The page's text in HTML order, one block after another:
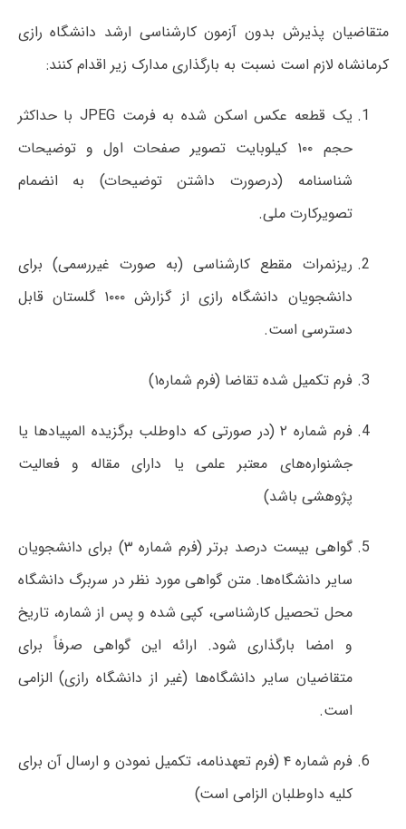
متقاضیان پذیرش بدون آزمون کارشناسی ارشد دانشگاه رازی
کرمانشاه لازم است نسبت به بارگذاری مدارک زیر اقدام کنند:
یک قطعه عکس اسکن شده به فرمت JPEG با حداکثر
حجم ۱۰۰ کیلوبایت تصویر صفحات اول و توضیحات
شناسنامه (درصورت داشتن توضیحات) به انضمام
تصویرکارت ملی.
ریزنمرات مقطع کارشناسی (به صورت غیررسمی) برای
دانشجویان دانشگاه رازی از گزارش ۱۰۰۰ گلستان قابل
دسترسی است.
فرم تکمیل شده تقاضا (فرم شماره۱)
فرم شماره ۲ (در صورتی که داوطلب برگزیده المپیادها یا
جشنواره‌های معتبر علمی یا دارای مقاله و فعالیت
پژوهشی باشد)
گواهی بیست درصد برتر (فرم شماره ۳) برای دانشجویان
سایر دانشگاه‌ها. متن گواهی مورد نظر در سربرگ دانشگاه
محل تحصیل کارشناسی، کپی شده و پس از شماره، تاریخ
و امضا بارگذاری شود. ارائه این گواهی صرفاً برای
متقاضیان سایر دانشگاه‌ها (غیر از دانشگاه رازی) الزامی
است.
فرم شماره ۴ (فرم تعهدنامه، تکمیل نمودن و ارسال آن برای
کلیه داوطلبان الزامی است)